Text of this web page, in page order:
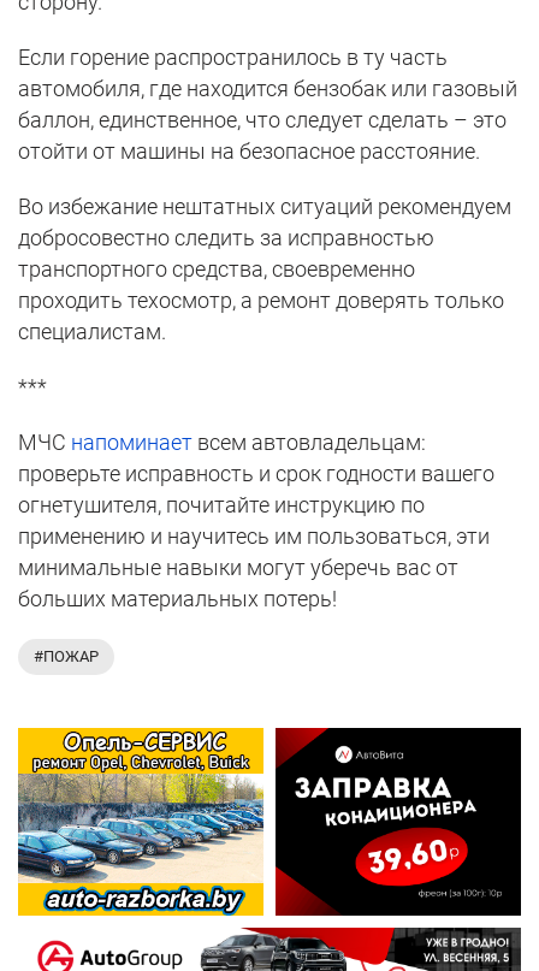
Если горение распространилось в ту часть
автомобиля, где находится бензобак или газовый
баллон, единственное, что следует сделать – это
отойти от машины на безопасное расстояние.
Во избежание нештатных ситуаций рекомендуем
добросовестно следить за исправностью
транспортного средства, своевременно
проходить техосмотр, а ремонт доверять только
специалистам.
***
МЧС напоминает всем автовладельцам:
проверьте исправность и срок годности вашего
огнетушителя, почитайте инструкцию по
применению и научитесь им пользоваться, эти
минимальные навыки могут уберечь вас от
больших материальных потерь!
#ПОЖАР